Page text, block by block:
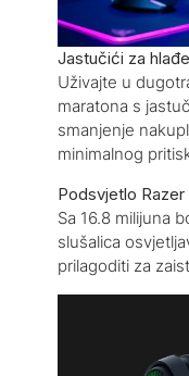
Jastučići za
Uživajte u
maratona s
smanjenje
minimalnog
Podsvjetlo Razer
Sa 16.8 milijuna
slušalica
prilagoditi za